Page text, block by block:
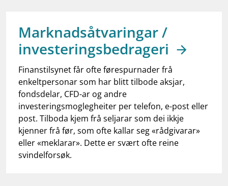
dashboardInformasjon for investorer
notifications_noneAbonner på nyhetsvarsel
Marknadsåtvaringar /
investeringsbedrageri
Finanstilsynet får ofte førespurnader frå
enkeltpersonar som har blitt tilbode aksjar,
fondsdelar, CFD-ar og andre
investeringsmoglegheiter per telefon, e-post eller
post. Tilboda kjem frå seljarar som dei ikkje
kjenner frå før, som ofte kallar seg «rådgivarar»
eller «meklarar». Dette er svært ofte reine
svindelforsøk.